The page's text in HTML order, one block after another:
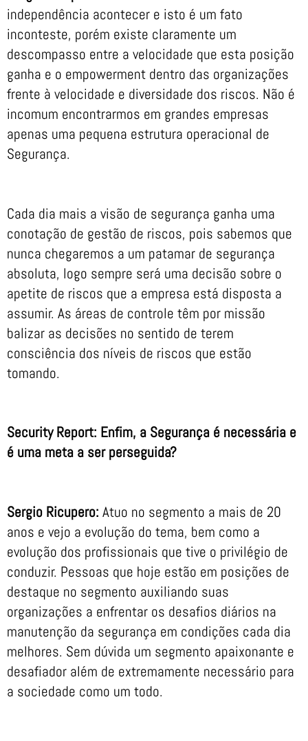
independência acontecer e isto é um fato
inconteste, porém existe claramente um
descompasso entre a velocidade que esta posição
ganha e o empowerment dentro das organizações
frente à velocidade e diversidade dos riscos. Não é
incomum encontrarmos em grandes empresas
apenas uma pequena estrutura operacional de
Segurança.
Cada dia mais a visão de segurança ganha uma
conotação de gestão de riscos, pois sabemos que
nunca chegaremos a um patamar de segurança
absoluta, logo sempre será uma decisão sobre o
apetite de riscos que a empresa está disposta a
assumir. As áreas de controle têm por missão
balizar as decisões no sentido de terem
consciência dos níveis de riscos que estão
tomando.
Security Report: Enfim, a Segurança é necessária e
é uma meta a ser perseguida?
Sergio Ricupero: Atuo no segmento a mais de 20
anos e vejo a evolução do tema, bem como a
evolução dos profissionais que tive o privilégio de
conduzir. Pessoas que hoje estão em posições de
destaque no segmento auxiliando suas
organizações a enfrentar os desafios diários na
manutenção da segurança em condições cada dia
melhores. Sem dúvida um segmento apaixonante e
desafiador além de extremamente necessário para
a sociedade como um todo.